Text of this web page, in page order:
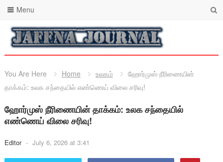
Menu
You Are Here Home உலகம்
ஹோர்முஸ் நீரிணையின்
தாக்கம்: உலக சந்தையில் எண்ணெய் விலை சரிவு!
ஹோர்முஸ் நீரிணையின் தாக்கம்: உலக சந்தையில்
எண்ணெய் விலை சரிவு!
Editor - July 6, 2026 at 3:41